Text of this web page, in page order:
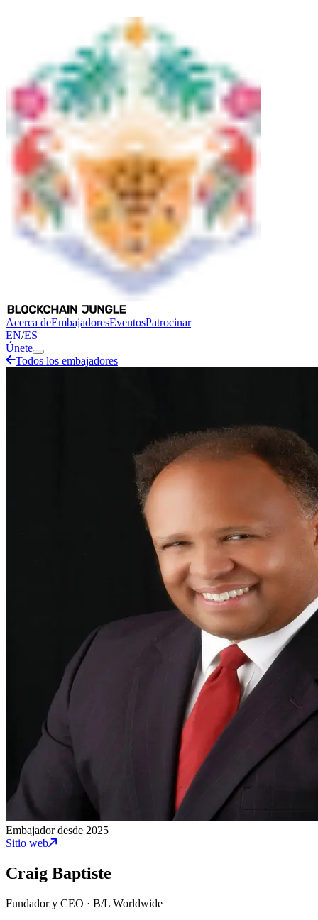
Acerca deEmbajadoresEventosPatrocinar
EN/ES
Únete
Todos los embajadores
Embajador desde 2025
Sitio web
Craig Baptiste
Fundador y CEO · B/L Worldwide